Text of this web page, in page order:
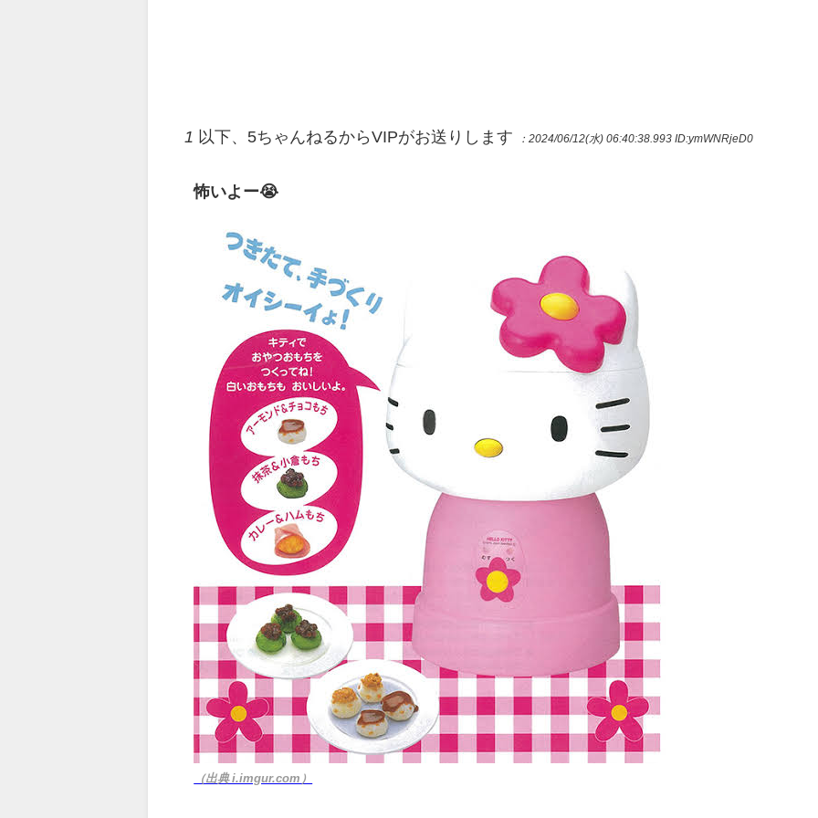
1 以下、5ちゃんねるからVIPがお送りします ：2024/06/12(水) 06:40:38.993ID:ymWNRjeD0
怖いよー😭
（出典 i.imgur.com）